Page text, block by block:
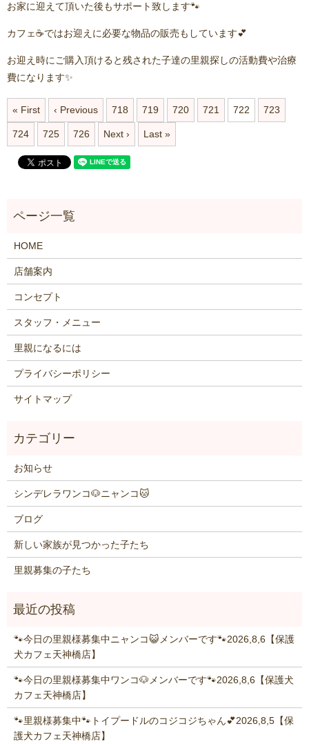
お家に迎えて頂いた後もサポート致します🐾
カフェ☕️ではお迎えに必要な物品の販売もしています💕
お迎え時にご購入頂けると残された子達の里親探しの活動費や治療
費になります✨
« First ‹ Previous 718 719 720 721 722 723
724 725 726 Next › Last »
HOME
店舗案内
コンセプト
スタッフ・メニュー
里親になるには
プライバシーポリシー
サイトマップ
お知らせ
シンデレラワンコ🐶ニャンコ🐱
ブログ
新しい家族が見つかった子たち
里親募集の子たち
🐾今日の里親様募集中ニャンコ😺メンバーです🐾2026,8,6【保護
犬カフェ天神橋店】
🐾今日の里親様募集中ワンコ🐶メンバーです🐾2026,8,6【保護犬
カフェ天神橋店】
🐾里親様募集中🐾トイプードルのコジコジちゃん💕2026,8,5【保
護犬カフェ天神橋店】